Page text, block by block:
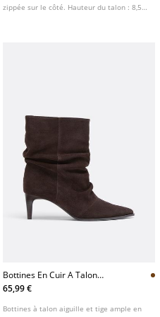
zippée sur le côté. Hauteur du talon : 8,5
Bottines En Cuir A Talon
Aiguille Et Tige Ample
65,99 €
Bottines à talon aiguille et tige ample en